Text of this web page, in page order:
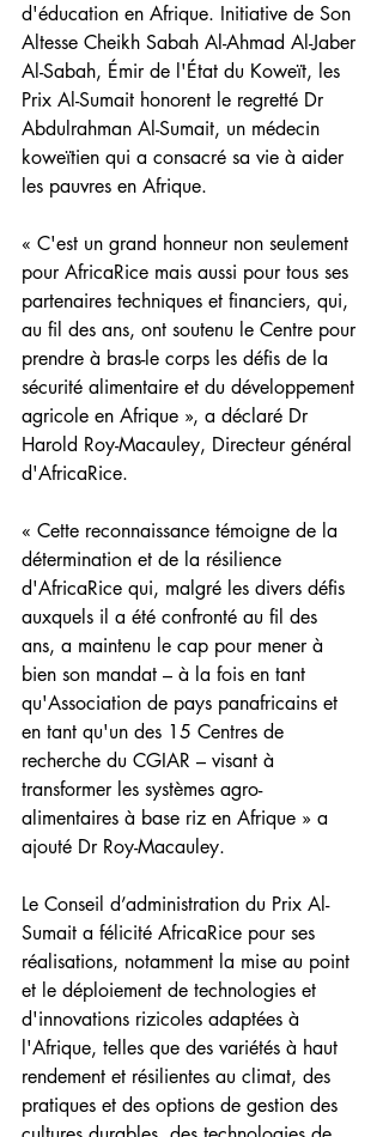
d'éducation en Afrique. Initiative de Son
Altesse Cheikh Sabah Al-Ahmad Al-Jaber
Al-Sabah, Émir de l'État du Koweït, les
Prix Al-Sumait honorent le regretté Dr
Abdulrahman Al-Sumait, un médecin
koweïtien qui a consacré sa vie à aider
les pauvres en Afrique.
« C'est un grand honneur non seulement
pour AfricaRice mais aussi pour tous ses
partenaires techniques et financiers, qui,
au fil des ans, ont soutenu le Centre pour
prendre à bras-le corps les défis de la
sécurité alimentaire et du développement
agricole en Afrique », a déclaré Dr
Harold Roy-Macauley, Directeur général
d'AfricaRice.
« Cette reconnaissance témoigne de la
détermination et de la résilience
d'AfricaRice qui, malgré les divers défis
auxquels il a été confronté au fil des
ans, a maintenu le cap pour mener à
bien son mandat – à la fois en tant
qu'Association de pays panafricains et
en tant qu'un des 15 Centres de
recherche du CGIAR – visant à
transformer les systèmes agro-
alimentaires à base riz en Afrique » a
ajouté Dr Roy-Macauley.
Le Conseil d’administration du Prix Al-
Sumait a félicité AfricaRice pour ses
réalisations, notamment la mise au point
et le déploiement de technologies et
d'innovations rizicoles adaptées à
l'Afrique, telles que des variétés à haut
rendement et résilientes au climat, des
pratiques et des options de gestion des